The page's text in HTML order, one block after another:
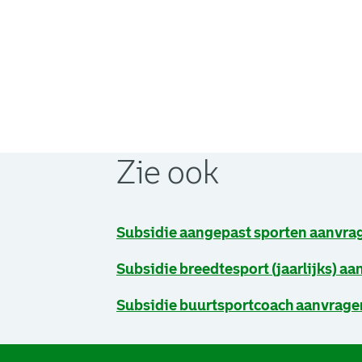
Zie ook
Subsidie aangepast sporten
Subsidie breedtesport (jaarlijks)
Subsidie buurtsportcoach